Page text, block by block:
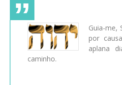
Guia-me,
por
aplana
caminho.